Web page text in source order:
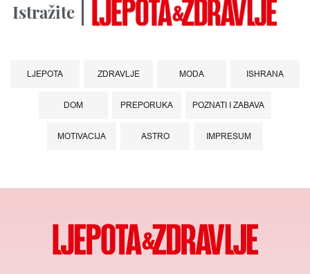
Istražite
LJEPOTA ZDRAVLJE MODA ISHRANA
DOM PREPORUKA POZNATI I ZABAVA
MOTIVACIJA ASTRO IMPRESUM